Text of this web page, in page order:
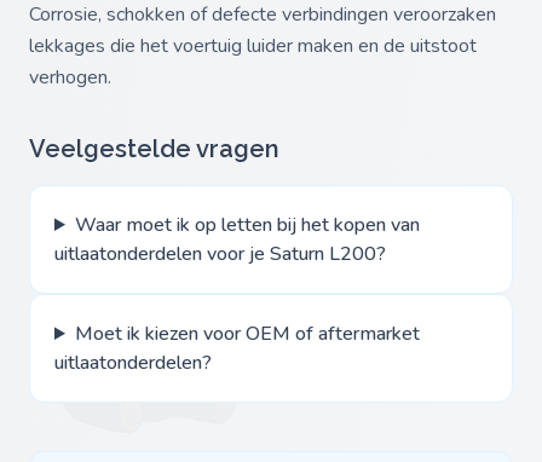
Corrosie, schokken of defecte verbindingen veroorzaken
lekkages die het voertuig luider maken en de uitstoot
verhogen.
Veelgestelde vragen
Waar moet ik op letten bij het kopen van
uitlaatonderdelen voor je Saturn L200?
Moet ik kiezen voor OEM of aftermarket
uitlaatonderdelen?